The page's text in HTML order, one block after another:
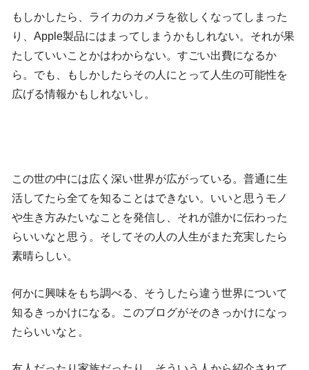
もしかしたら、ライカのカメラを欲しくなってしまった
り、Apple製品にはまってしまうかもしれない。それが果
たしていいことかはわからない。すごい出費になるか
ら。でも、もしかしたらその人にとって人生の可能性を
広げる情報かもしれないし。
この世の中には広く深い世界が広がっている。普通に生
活してたら全てを知ることはできない。いいと思うモノ
や生き方みたいなことを発信し、それが誰かに伝わった
らいいなと思う。そしてその人の人生がまた充実したら
素晴らしい。
何かに興味をもち調べる、そうしたら違う世界について
知るきっかけになる。このブログがそのきっかけになっ
たらいいなと。